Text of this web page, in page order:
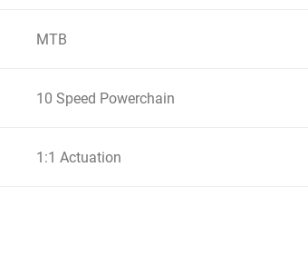
MTB
10 Speed Powerchain
1:1 Actuation